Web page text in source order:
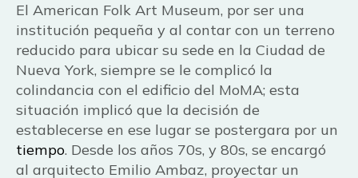
El American Folk Art Museum, por ser una
institución pequeña y al contar con un terreno
reducido para ubicar su sede en la Ciudad de
Nueva York, siempre se le complicó la
colindancia con el edificio del MoMA; esta
situación implicó que la decisión de
establecerse en ese lugar se postergara por un
tiempo. Desde los años 70s, y 80s, se encargó
al arquitecto Emilio Ambaz, proyectar un